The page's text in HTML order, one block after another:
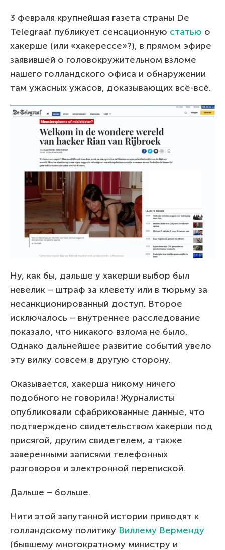
3 февраля крупнейшая газета страны De
Telegraaf публикует сенсационную статью о
хакерше (или «хакерессе»?), в прямом эфире
заявившей о головокружительном взломе
нашего голландского офиса и обнаружении
там ужасных ужасов, доказывающих всё-всё.
Ну, как бы, дальше у хакерши выбор был
невелик – штраф за клевету или в тюрьму за
несанкционированный доступ. Второе
исключалось – внутреннее расследование
показало, что никакого взлома не было.
Однако дальнейшее развитие событий увело
эту вилку совсем в другую сторону.
Оказывается, хакерша никому ничего
подобного не говорила! Журналисты
опубликовали сфабрикованные данные, что
подтверждено свидетельством хакерши под
присягой, другим свидетелем, а также
заверенными записями телефонных
разговоров и электронной перепиской.
Дальше – больше.
Нити этой запутанной истории приводят к
голландскому политику Виллему Верменду
(бывшему многократному министру и